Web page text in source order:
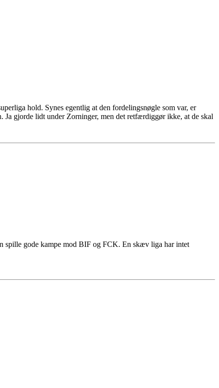
hold. Synes egentlig at den fordelingsnøgle som var, er
gjorde lidt under Zorninger, men det retfærdiggør ikke, at de skal
spille gode kampe mod BIF og FCK. En skæv liga har intet